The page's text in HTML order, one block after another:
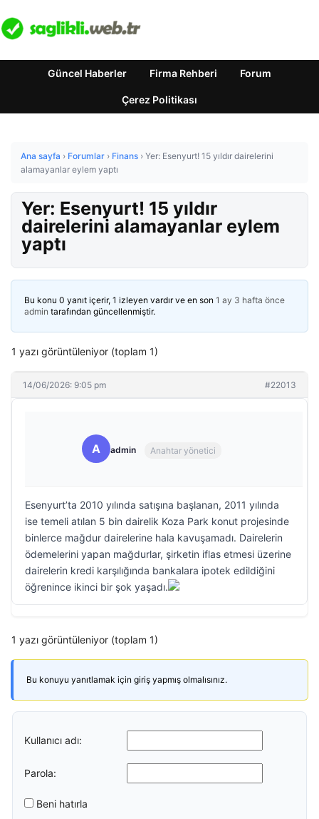
Güncel Haberler Firma Rehberi Forum
Çerez Politikası
Ana sayfa › Forumlar › Finans › Yer: Esenyurt! 15 yıldır dairelerini
alamayanlar eylem yaptı
Yer: Esenyurt! 15 yıldır
dairelerini alamayanlar eylem
yaptı
Bu konu 0 yanıt içerir, 1 izleyen vardır ve en son 1 ay 3 hafta önce
admin tarafından güncellenmiştir.
1 yazı görüntüleniyor (toplam 1)
14/06/2026: 9:05 pm #22013
A admin Anahtar yönetici
Esenyurt’ta 2010 yılında satışına başlanan, 2011 yılında
ise temeli atılan 5 bin dairelik Koza Park konut projesinde
binlerce mağdur dairelerine hala kavuşamadı. Dairelerin
ödemelerini yapan mağdurlar, şirketin iflas etmesi üzerine
dairelerin kredi karşılığında bankalara ipotek edildiğini
öğrenince ikinci bir şok yaşadı.
1 yazı görüntüleniyor (toplam 1)
Bu konuyu yanıtlamak için giriş yapmış olmalısınız.
Kullanıcı adı:
Parola:
Beni hatırla